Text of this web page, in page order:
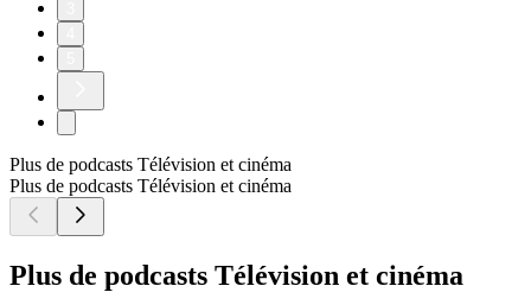
Plus de podcasts Télévision et cinéma
Plus de podcasts Télévision et cinéma
Plus de podcasts Télévision et cinéma